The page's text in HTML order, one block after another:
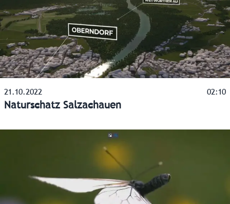
21.10.2022 02:10
Naturschatz Salzachauen